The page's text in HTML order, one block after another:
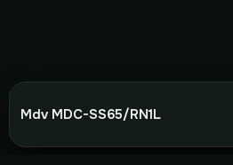
Mdv MDC-SS65/RN1L